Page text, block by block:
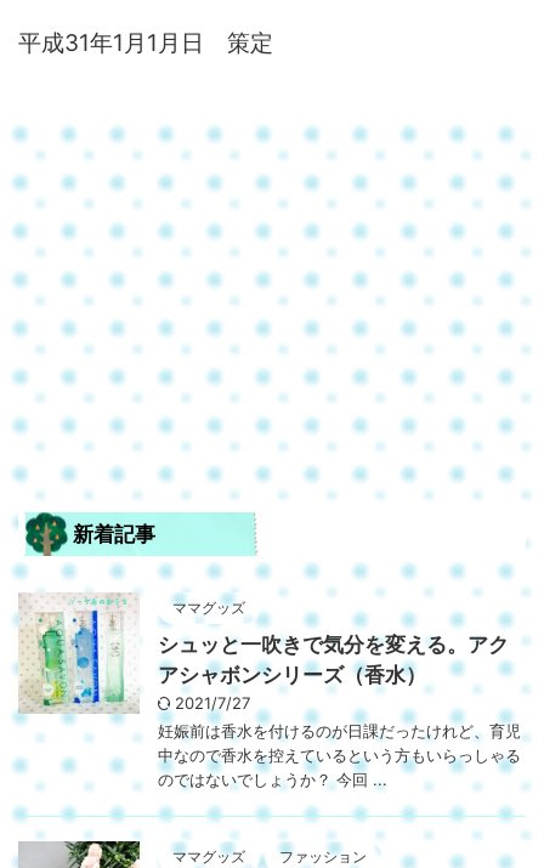
平成31年1月1月日 策定
新着記事
ママグッズ
シュッと一吹きで気分を変える。アク
アシャボンシリーズ（香水）
2021/7/27
妊娠前は香水を付けるのが日課だったけれど、育児
中なので香水を控えているという方もいらっしゃる
のではないでしょうか？ 今回 ...
ママグッズ ファッション